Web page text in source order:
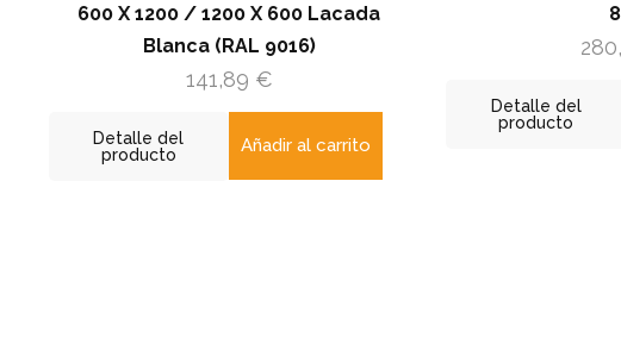
600 X 1200 / 1200 X 600 Lacada
Blanca (RAL 9016)
Detalle del
Añadir al carrito
€
Detalle del
Añadir